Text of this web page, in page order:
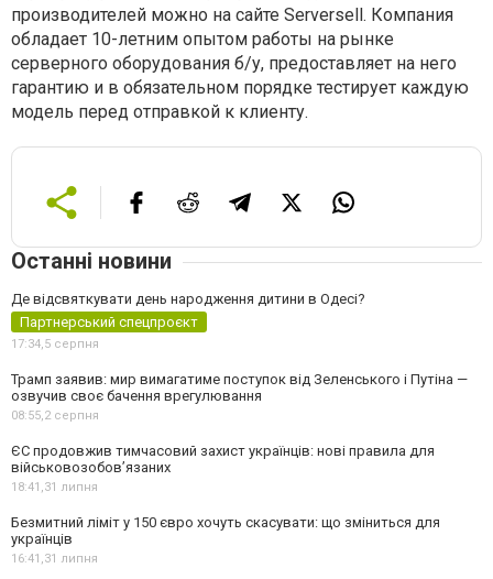
производителей можно на сайте Serversell. Компания
обладает 10-летним опытом работы на рынке
серверного оборудования б/у, предоставляет на него
гарантию и в обязательном порядке тестирует каждую
модель перед отправкой к клиенту.
Останні новини
Де відсвяткувати день народження дитини в Одесі?
Партнерський спецпроєкт
17:34,5 серпня
Трамп заявив: мир вимагатиме поступок від Зеленського і Путіна —
озвучив своє бачення врегулювання
08:55,2 серпня
ЄС продовжив тимчасовий захист українців: нові правила для
військовозобов’язаних
18:41,31 липня
Безмитний ліміт у 150 євро хочуть скасувати: що зміниться для
українців
16:41,31 липня